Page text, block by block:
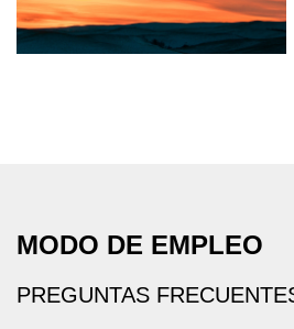
MODO DE EMPLEO
PREGUNTAS